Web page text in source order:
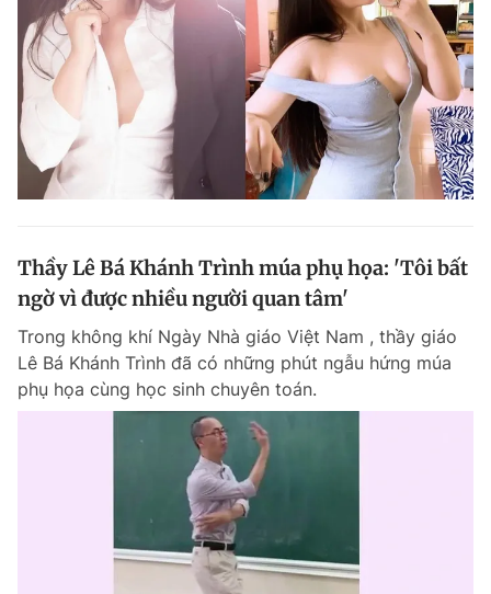
Thầy Lê Bá Khánh Trình múa phụ họa: 'Tôi bất
ngờ vì được nhiều người quan tâm'
Trong không khí Ngày Nhà giáo Việt Nam , thầy giáo
Lê Bá Khánh Trình đã có những phút ngẫu hứng múa
phụ họa cùng học sinh chuyên toán.